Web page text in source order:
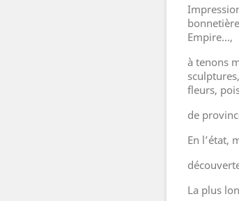
Empire…,
à tenons
fleurs,
de
En l’état,
La plus